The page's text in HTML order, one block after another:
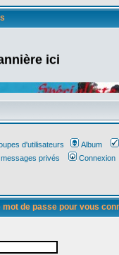
ici
d'utilisateurs Album
privés Connexion
de passe pour vous